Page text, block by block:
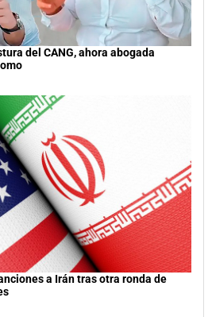
del CANG, ahora abogada
a Irán tras otra ronda de